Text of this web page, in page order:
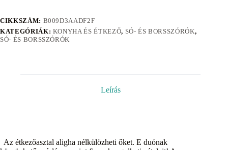
CIKKSZÁM: B009D3AADF2F
KATEGÓRIÁK: KONYHA ÉS ÉTKEZŐ, SÓ- ÉS BORSSZÓRÓK,
SÓ- ÉS BORSSZÓRÓK
Leírás
Az étkezőasztal aligha nélkülözheti őket. E duónak